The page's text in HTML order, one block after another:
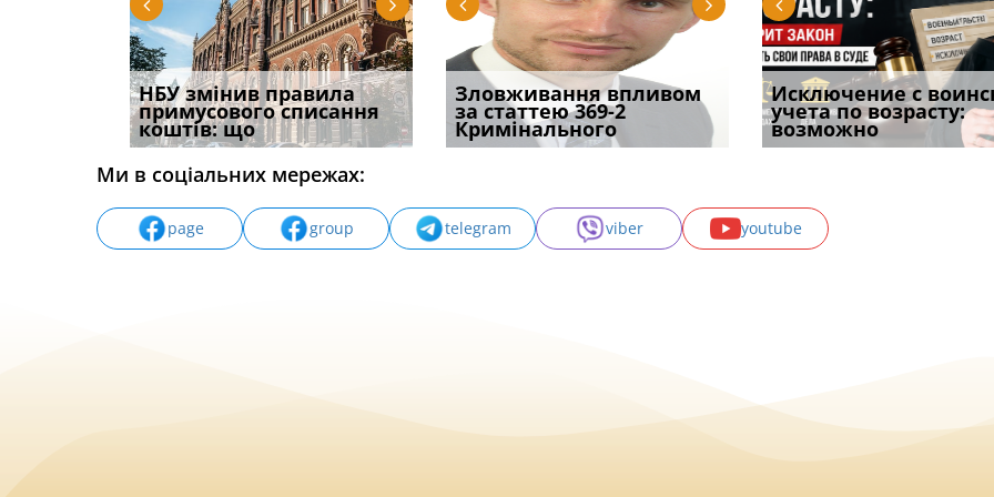
НБУ змінив правила
примусового списання
коштів: що
Якщо суд встановив для
відшкодування шкоди
наявніс
Документи, на яких не
проставляється
апостиль: пер
Водії можуть отримати
компенсацію за
незаконні дії
Зловживання впливом
за статтею 369-2
Кримінального
Переоформлення
відстрочки за іншою
підставою: нов
Особливості захисту у
кримінальному
провадженні: я
Исключение с
учета по возрасту:
возможно
Восьмий ААС
підтвердив, що
може скас
Ми в соціальних мережах:
page group telegram viber youtube